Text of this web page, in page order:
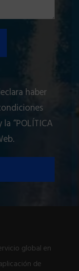
haber
la “POLÍTICA
global en
de